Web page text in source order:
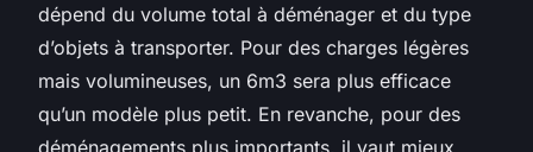
dépend du volume total à déménager et du type
d’objets à transporter. Pour des charges légères
mais volumineuses, un 6m3 sera plus efficace
qu’un modèle plus petit. En revanche, pour des
déménagements plus importants, il vaut mieux